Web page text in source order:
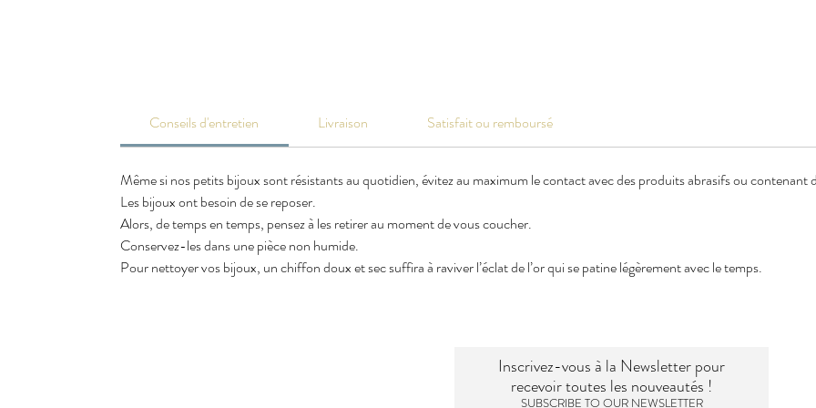
Conseils d'entretien Livraison Satisfait ou remboursé
Même si nos petits bijoux sont résistants au quotidien, évitez au maximum le contact avec des produits abrasifs ou contenant
Les bijoux ont besoin de se reposer.
Alors, de temps en temps, pensez à les retirer au moment de vous coucher.
Conservez-les dans une pièce non humide.
Pour nettoyer vos bijoux, un chiffon doux et sec suffira à raviver l’éclat de l’or qui se patine légèrement avec le temps.
Inscrivez-vous à la Newsletter pour
recevoir toutes les nouveautés !
SUBSCRIBE TO OUR NEWSLETTER